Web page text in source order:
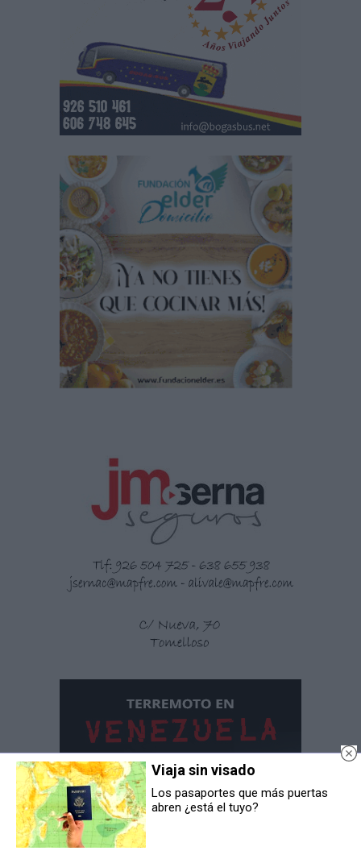
Viaja sin visado
Los pasaportes que más puertas
abren ¿está el tuyo?